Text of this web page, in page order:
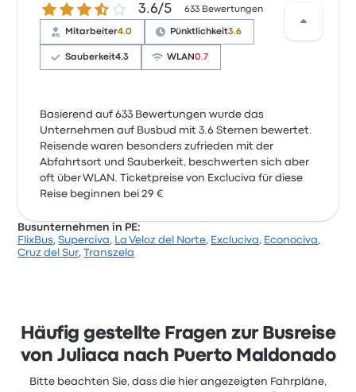
3.6 von 5 Sternen3.6/5 633 Bewertungen
Mitarbeiter4.0 Pünktlichkeit3.6
Sauberkeit4.3 WLAN0.7
Basierend auf 633 Bewertungen wurde das
Unternehmen auf Busbud mit 3.6 Sternen bewertet.
Reisende waren besonders zufrieden mit der
Abfahrtsort und Sauberkeit, beschwerten sich aber
oft über WLAN. Ticketpreise von Excluciva für diese
Reise beginnen bei 29 €
Busunternehmen in PE:
FlixBus,Superciva, La Veloz del Norte, Excluciva, Econociva,
Cruz del Sur,Transzela
Häufig gestellte Fragen zur Busreise
von Juliaca nach Puerto Maldonado
Bitte beachten Sie, dass die hier angezeigten Fahrpläne,